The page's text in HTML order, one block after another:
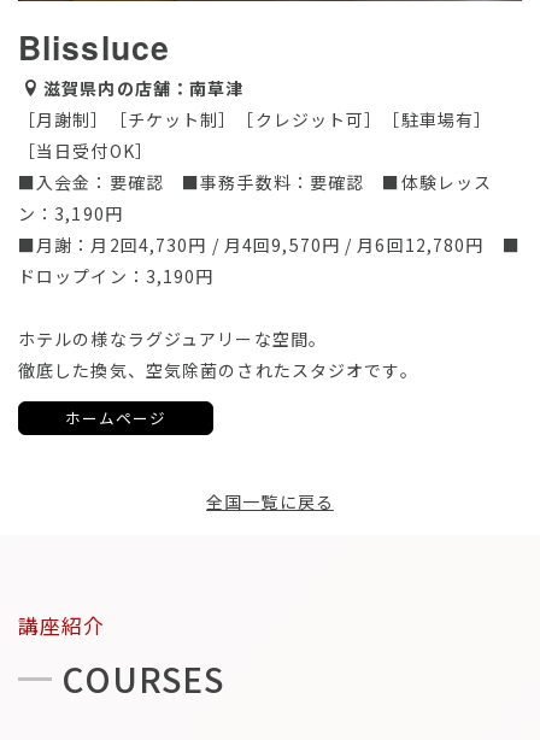
Blissluce
滋賀県内の店舗：南草津
［月謝制］［チケット制］［クレジット可］［駐車場有］
［当日受付OK］
■入会金：要確認 ■事務手数料：要確認 ■体験レッス
ン：3,190円
■月謝：月2回4,730円 / 月4回9,570円 / 月6回12,780円 ■
ドロップイン：3,190円
ホテルの様なラグジュアリーな空間。
徹底した換気、空気除菌のされたスタジオです。
ホームページ
全国一覧に戻る
講座紹介
COURSES